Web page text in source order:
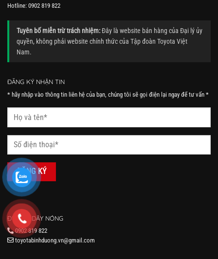
Hotline: 0902 819 822
Tuyên bố miễn trừ trách nhiệm:Đây là website bán hàng của Đại lý ủy
quyền, không phải website chính thức của Tập đoàn Toyota Việt
Nam.
ĐĂNG KÝ NHẬN TIN
* hãy nhập vào thông tin liên hệ của bạn, chúng tôi sẽ gọi điện lại ngay để tư vấn *
ĐƯỜNG DÂY NÓNG
0902 819 822
toyotabinhduong.vn@gmail.com